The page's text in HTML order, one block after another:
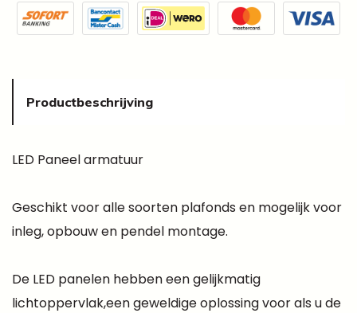
Productbeschrijving
LED Paneel armatuur
Geschikt voor alle soorten plafonds en mogelijk voor
inleg, opbouw en pendel montage.
De LED panelen hebben een gelijkmatig
lichtoppervlak,een geweldige oplossing voor als u de